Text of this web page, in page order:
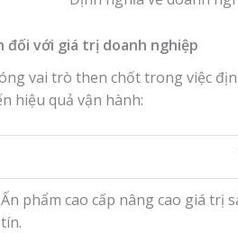
đối với giá trị doanh nghiệp
vai trò then chốt trong việc
hiệu quả vận hành:
Ấn phẩm cao cấp nâng cao giá trị
tín.